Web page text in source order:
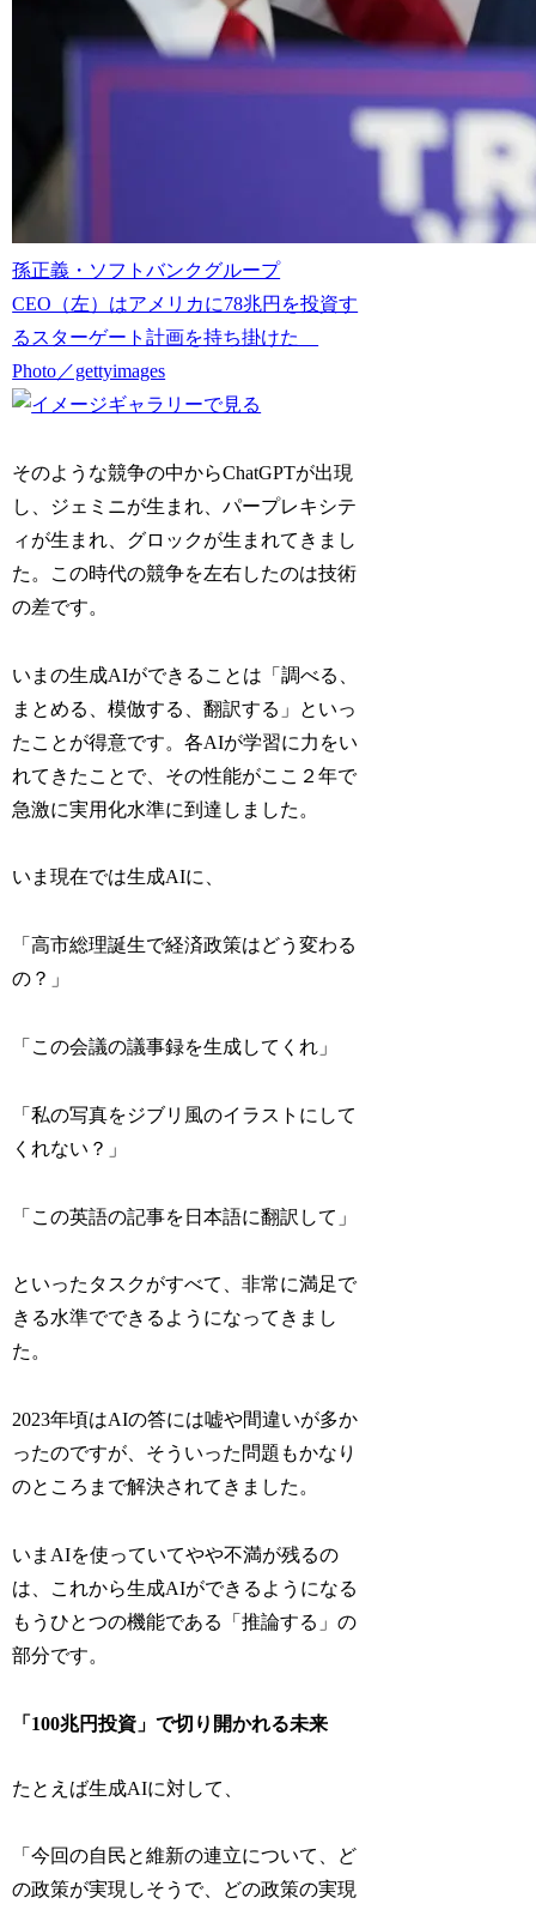
孫正義・ソフトバンクグループ
CEO（左）はアメリカに78兆円を投資す
るスターゲート計画を持ち掛けた
Photo／gettyimages
そのような競争の中からChatGPTが出現
し、ジェミニが生まれ、パープレキシテ
ィが生まれ、グロックが生まれてきまし
た。この時代の競争を左右したのは技術
の差です。
いまの生成AIができることは「調べる、
まとめる、模倣する、翻訳する」といっ
たことが得意です。各AIが学習に力をい
れてきたことで、その性能がここ２年で
急激に実用化水準に到達しました。
いま現在では生成AIに、
「高市総理誕生で経済政策はどう変わる
の？」
「この会議の議事録を生成してくれ」
「私の写真をジブリ風のイラストにして
くれない？」
「この英語の記事を日本語に翻訳して」
といったタスクがすべて、非常に満足で
きる水準でできるようになってきまし
た。
2023年頃はAIの答には嘘や間違いが多か
ったのですが、そういった問題もかなり
のところまで解決されてきました。
いまAIを使っていてやや不満が残るの
は、これから生成AIができるようになる
もうひとつの機能である「推論する」の
部分です。
「100兆円投資」で切り開かれる未来
たとえば生成AIに対して、
「今回の自民と維新の連立について、ど
の政策が実現しそうで、どの政策の実現